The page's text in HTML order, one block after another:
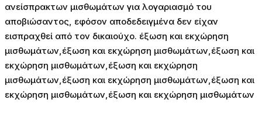
ανείσπρακτων μισθωμάτων για λογαριασμό του
αποβιώσαντος, εφόσον αποδεδειγμένα δεν είχαν
εισπραχθεί από τον δικαιούχο. έξωση και εκχώρηση
μισθωμάτων,έξωση και εκχώρηση μισθωμάτων,έξωση και
εκχώρηση μισθωμάτων,έξωση και εκχώρηση
μισθωμάτων,έξωση και εκχώρηση μισθωμάτων,έξωση και
εκχώρηση μισθωμάτων,έξωση και εκχώρηση μισθωμάτων